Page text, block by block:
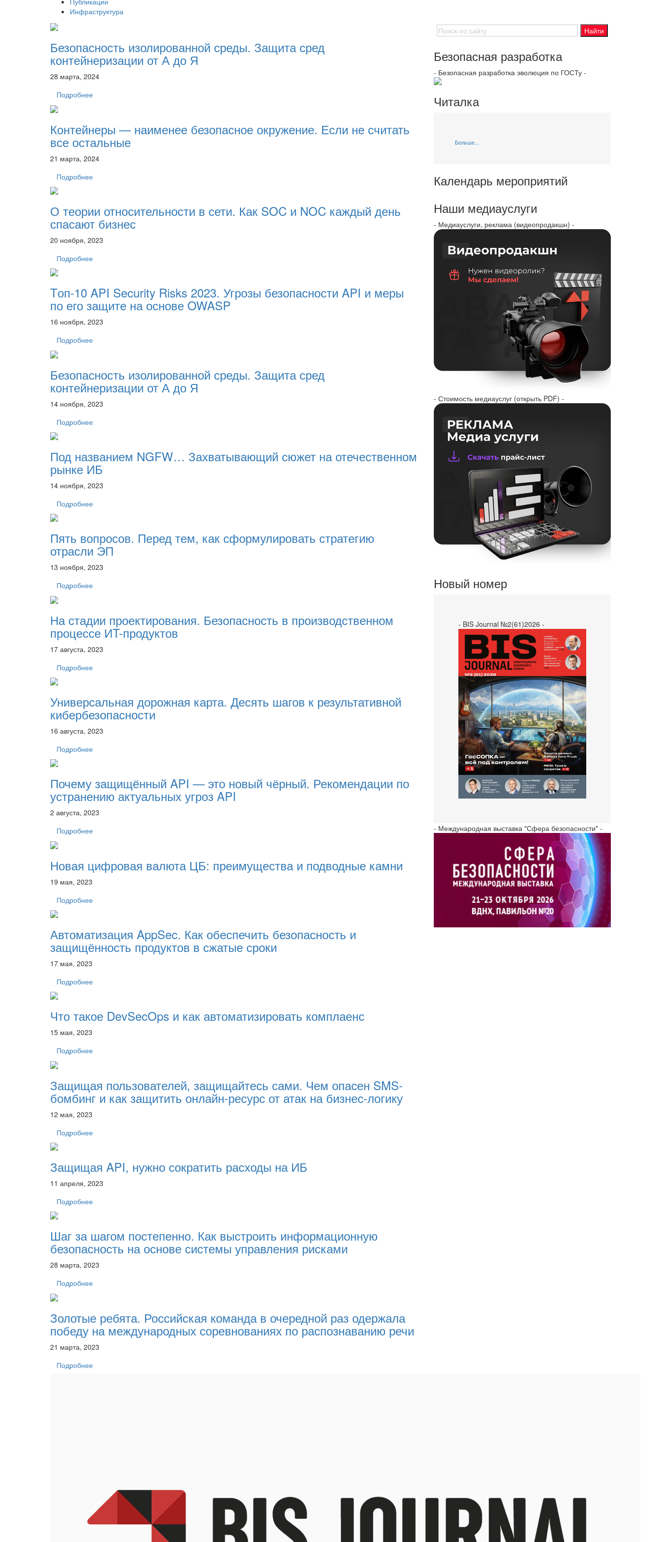
Инфраструктура
Безопасность изолированной среды. Защита сред
контейнеризации от А до Я
28 марта, 2024
Подробнее
Контейнеры — наименее безопасное окружение. Если не считать
все остальные
21 марта, 2024
Подробнее
О теории относительности в сети. Как SOC и NOC каждый день
спасают бизнес
20 ноября, 2023
Подробнее
Tоп-10 API Security Risks 2023. Угрозы безопасности API и меры
по его защите на основе OWASP
16 ноября, 2023
Подробнее
Безопасность изолированной среды. Защита сред
контейнеризации от А до Я
14 ноября, 2023
Подробнее
Под названием NGFW… Захватывающий сюжет на отечественном
рынке ИБ
14 ноября, 2023
Подробнее
Пять вопросов. Перед тем, как сформулировать стратегию
отрасли ЭП
13 ноября, 2023
Подробнее
На стадии проектирования. Безопасность в производственном
процессе ИT-продуктов
17 августа, 2023
Подробнее
Универсальная дорожная карта. Десять шагов к результативной
кибербезопасности
16 августа, 2023
Подробнее
Почему защищённый API — это новый чёрный. Рекомендации по
устранению актуальных угроз API
2 августа, 2023
Подробнее
Новая цифровая валюта ЦБ: преимущества и подводные камни
19 мая, 2023
Подробнее
Автоматизация AppSec. Как обеспечить безопасность и
защищённость продуктов в сжатые сроки
17 мая, 2023
Подробнее
Что такое DevSecOps и как автоматизировать комплаенс
15 мая, 2023
Подробнее
Защищая пользователей, защищайтесь сами. Чем опасен SMS-
бомбинг и как защитить онлайн-ресурс от атак на бизнес-логику
12 мая, 2023
Подробнее
Защищая API, нужно сократить расходы на ИБ
11 апреля, 2023
Подробнее
Шаг за шагом постепенно. Как выстроить информационную
безопасность на основе системы управления рисками
28 марта, 2023
Подробнее
Золотые ребята. Российская команда в очередной раз одержала
победу на международных соревнованиях по распознаванию речи
21 марта, 2023
Подробнее
Безопасная разработка
- Безопасная разработка эволюция по ГОСТу -
Читалка
Больше...
Календарь мероприятий
Наши медиауслуги
- Медиауслуги, реклама (видеопродакшн) -
- Стоимость медиауслуг (открыть PDF) -
Новый номер
- BIS Journal №2(61)2026 -
- Международная выставка "Сфера безопасности" -